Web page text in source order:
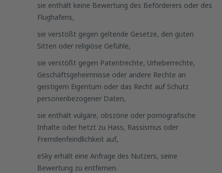
sie enthält keine Bewertung des Beförderers oder des
Flughafens,
sie verstößt gegen geltende Gesetze, den guten
Sitten oder religiöse Gefühle,
sie verstößt gegen Patentrechte, Urheberrechte,
Geschäftsgeheimnisse oder andere Rechte an
geistigem Eigentum oder das Recht auf Schutz
personenbezogener Daten,
sie enthält vulgäre, obszöne oder pornografische
Inhalte oder hetzt zu Hass, Rassismus oder
Fremdenfeindlichkeit auf,
eSky erhält eine Anfrage des Nutzers, seine
Bewertung zu entfernen.